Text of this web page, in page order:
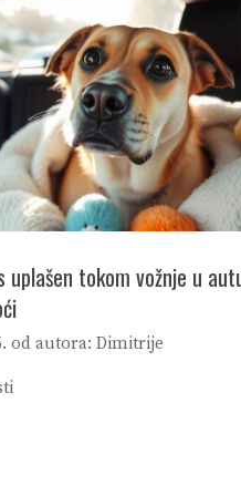
uplašen tokom vožnje u
od autora: Dimitrije